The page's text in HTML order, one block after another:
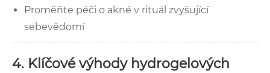
Proměňte péči o akné v rituál zvyšující
sebevědomí
4. Klíčové výhody hydrogelových